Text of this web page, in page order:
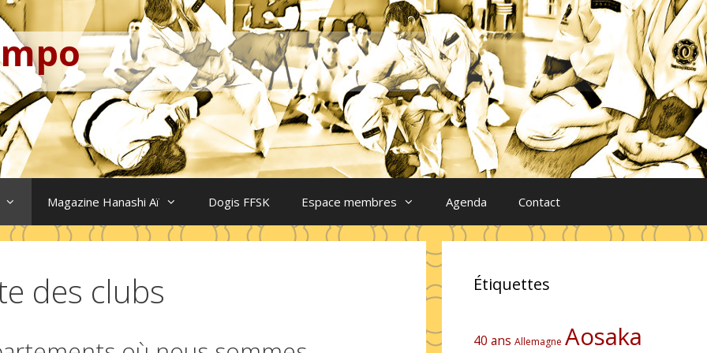
Magazine Hanashi Aï Dogis FFSK Espace membres Agenda Contact
des clubs Étiquettes
40 ans Allemagne Aosaka